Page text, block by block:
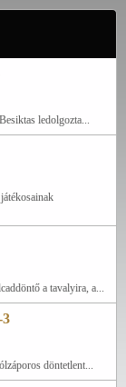
ledolgozta...
a tavalyira, a...
döntetlent...